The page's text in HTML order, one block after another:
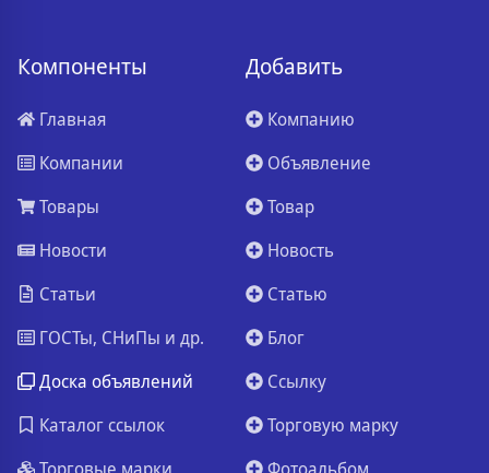
Компоненты
Главная
Компании
Товары
Новости
Статьи
ГОСТы, СНиПы и др.
Доска объявлений
Каталог ссылок
Добавить
Компанию
Объявление
Товар
Новость
Статью
Блог
Ссылку
Торговую марку